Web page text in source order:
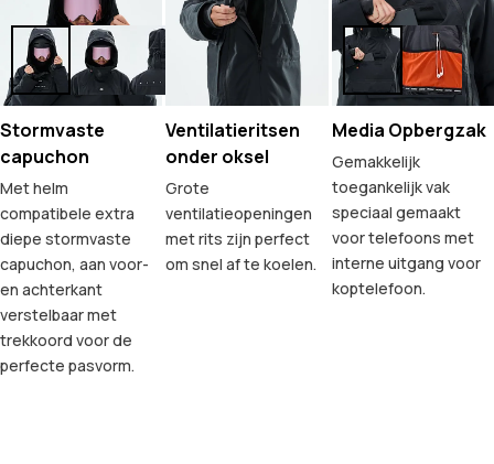
Stormvaste
capuchon
Met helm
compatibele extra
diepe stormvaste
capuchon, aan voor-
en achterkant
verstelbaar met
trekkoord voor de
perfecte pasvorm.
Ventilatieritsen
onder oksel
Grote
ventilatieopeningen
met rits zijn perfect
om snel af te koelen.
Media Opbergzak
Gemakkelijk
toegankelijk vak
speciaal gemaakt
voor telefoons met
interne uitgang voor
koptelefoon.